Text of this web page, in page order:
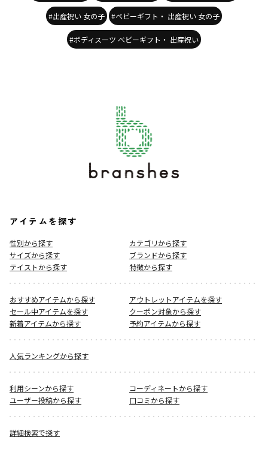
#出産祝い 女の子 #ベビーギフト・ 出産祝い 女の子
#ボディスーツ ベビーギフト・ 出産祝い
アイテムを探す
性別から探す
カテゴリから探す
サイズから探す
ブランドから探す
テイストから探す
特徴から探す
おすすめアイテムから探す
アウトレットアイテムを探す
セール中アイテムを探す
クーポン対象から探す
新着アイテムから探す
予約アイテムから探す
人気ランキングから探す
利用シーンから探す
コーディネートから探す
ユーザー投稿から探す
口コミから探す
詳細検索で探す